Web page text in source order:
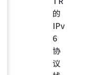
的
IPv
6
协
议